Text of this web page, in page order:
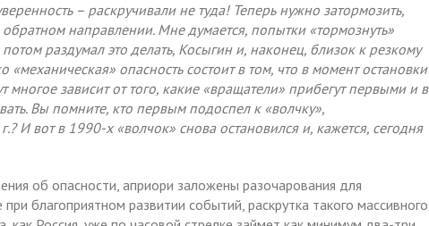
– раскручивали не туда! Теперь нужно затормозить,
обратном направлении. Мне думается, попытки «тормознуть»
раздумал это делать, Косыгин и, наконец, близок к резкому
опасность состоит в том, что в момент остановки
многое зависит от того, какие «вращатели» прибегут первыми и в
Вы помните, кто первым подоспел к «волчку»,
И вот в 1990-х «волчок» снова остановился и, кажется, сегодня
об опасности, априори заложены разочарования для
благоприятном развитии событий, раскрутка такого массивного